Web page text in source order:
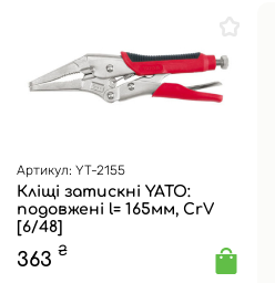
Артикул: YT-2155
Кліщі затискні YATO:
подовжені l= 165мм, CrV
[6/48]
363 ₴